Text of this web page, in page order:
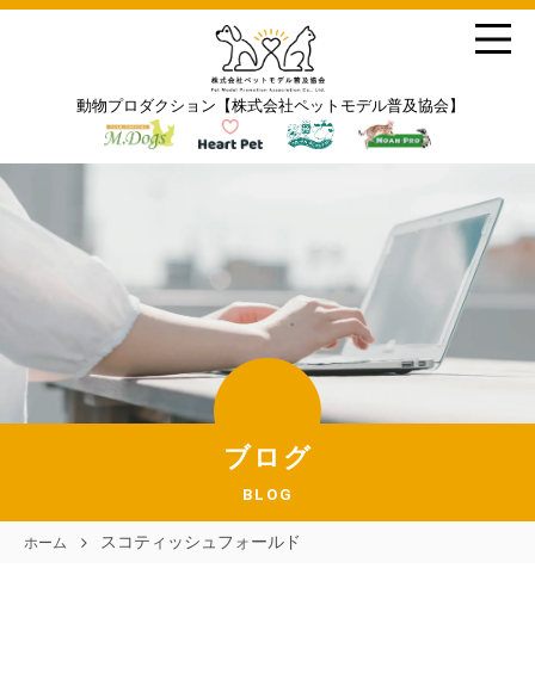
動物プロダクション【株式会社ペットモデル普及協会】
ブログ
BLOG
ホーム スコティッシュフォールド